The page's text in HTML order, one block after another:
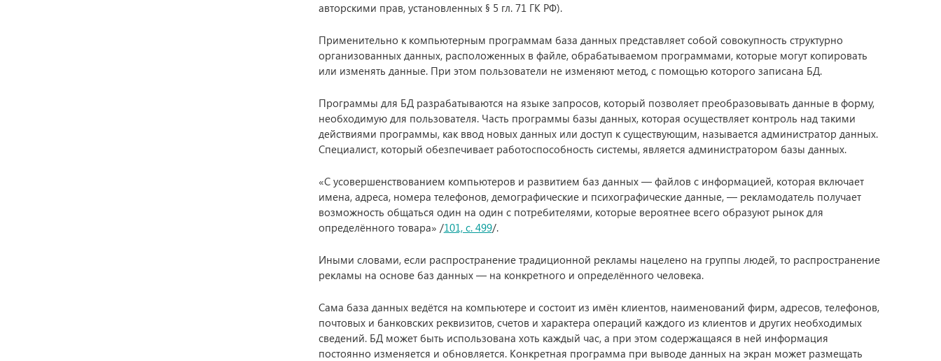
авторскими прав, установленных § 5 гл. 71 ГК РФ).
Применительно к компьютерным программам база данных представляет собой совокупность структурно
организованных данных, расположенных в файле, обрабатываемом программами, которые могут копировать
или изменять данные. При этом пользователи не изменяют метод, с помощью которого записана БД.
Программы для БД разрабатываются на языке запросов, который позволяет преобразовывать данные в форму,
необходимую для пользователя. Часть программы базы данных, которая осуществляет контроль над такими
действиями программы, как ввод новых данных или доступ к существующим, называется администратор данных.
Специалист, который обезпечивает работоспособность системы, является администратором базы данных.
«С усовершенствованием компьютеров и развитием баз данных — файлов с информацией, которая включает
имена, адреса, номера телефонов, демографические и психографические данные, — рекламодатель получает
возможность общаться один на один с потребителями, которые вероятнее всего образуют рынок для
определённого товара» /101, с. 499/.
Иными словами, если распространение традиционной рекламы нацелено на группы людей, то распространение
рекламы на основе баз данных — на конкретного и определённого человека.
Сама база данных ведётся на компьютере и состоит из имён клиентов, наименований фирм, адресов, телефонов,
почтовых и банковских реквизитов, счетов и характера операций каждого из клиентов и других необходимых
сведений. БД может быть использована хоть каждый час, а при этом содержащаяся в ней информация
постоянно изменяется и обновляется. Конкретная программа при выводе данных на экран может размещать